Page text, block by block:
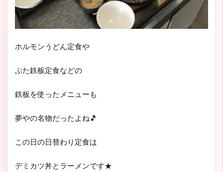
ホルモンうどん定食や
ぶた鉄板定食などの
鉄板を使ったメニューも
夢やの名物だったよね🎵
この日の日替わり定食は
デミカツ丼とラーメンです★